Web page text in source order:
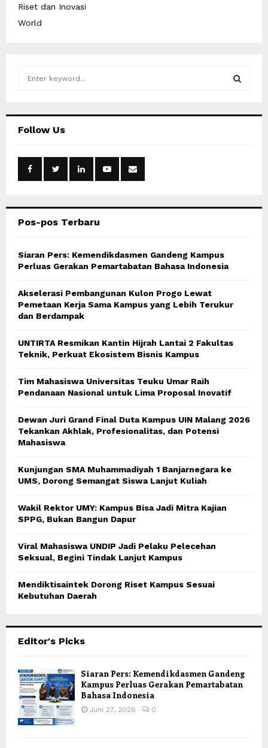
Riset dan Inovasi
World
hFollow Us
Pos-pos Terbaru
Siaran Pers: Kemendikdasmen Gandeng Kampus
Perluas Gerakan Pemartabatan Bahasa Indonesia
Akselerasi Pembangunan Kulon Progo Lewat
Pemetaan Kerja Sama Kampus yang Lebih Terukur
dan Berdampak
UNTIRTA Resmikan Kantin Hijrah Lantai 2 Fakultas
Teknik, Perkuat Ekosistem Bisnis Kampus
Tim Mahasiswa Universitas Teuku Umar Raih
Pendanaan Nasional untuk Lima Proposal Inovatif
Dewan Juri Grand Final Duta Kampus UIN Malang 2026
Tekankan Akhlak, Profesionalitas, dan Potensi
Mahasiswa
Kunjungan SMA Muhammadiyah 1 Banjarnegara ke
UMS, Dorong Semangat Siswa Lanjut Kuliah
Wakil Rektor UMY: Kampus Bisa Jadi Mitra Kajian
SPPG, Bukan Bangun Dapur
Viral Mahasiswa UNDIP Jadi Pelaku Pelecehan
Seksual, Begini Tindak Lanjut Kampus
Mendiktisaintek Dorong Riset Kampus Sesuai
Kebutuhan Daerah
Editor's Picks
Siaran Pers: Kemendikdasmen Gandeng
Kampus Perluas Gerakan Pemartabatan
Bahasa Indonesia
Juni 27, 2026 0